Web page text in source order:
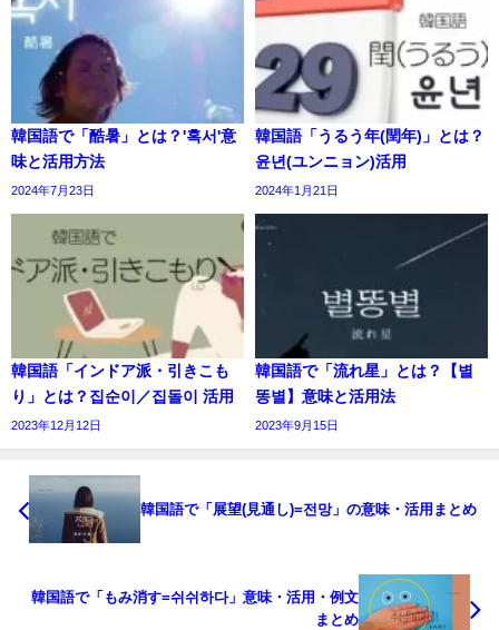
韓国語で「酷暑」とは？'혹서'意
味と活用方法
2024年7月23日
韓国語「うるう年(閏年)」とは？
윤년(ユンニョン)活用
2024年1月21日
韓国語「インドア派・引きこも
り」とは？집순이／집돌이 活用
2023年12月12日
韓国語で「流れ星」とは？【별
똥별】意味と活用法
2023年9月15日
韓国語で「展望(見通し)=전망」の意味・活用まとめ
韓国語で「もみ消す=쉬쉬하다」意味・活用・例文
まとめ